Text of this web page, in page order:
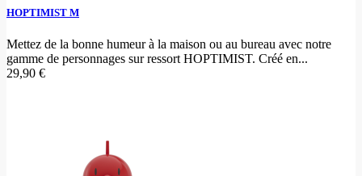
HOPTIMIST M
Mettez de la bonne humeur à la maison ou au bureau avec notre
gamme de personnages sur ressort HOPTIMIST. Créé en...
29,90 €